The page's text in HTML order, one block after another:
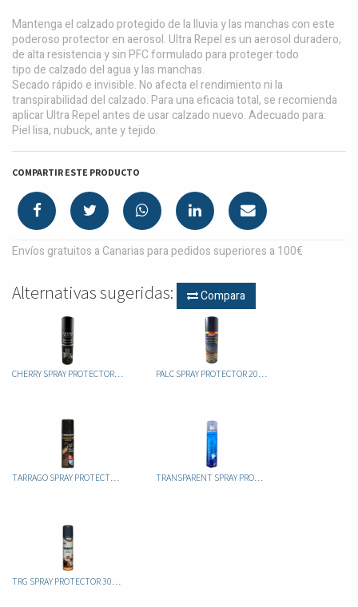
Mantenga el calzado protegido de la lluvia y las manchas con este
poderoso protector en aerosol. Ultra Repel es un aerosol duradero,
de alta resistencia y sin PFC formulado para proteger todo
tipo de calzado del agua y las manchas.
Secado rápido e invisible. No afecta el rendimiento ni la
transpirabilidad del calzado. Para una eficacia total, se recomienda
aplicar Ultra Repel antes de usar calzado nuevo. Adecuado para:
Piel lisa, nubuck, ante y tejido.
COMPARTIR ESTE PRODUCTO
Envíos gratuitos a Canarias para pedidos superiores a 100€
Alternativas sugeridas: Compara